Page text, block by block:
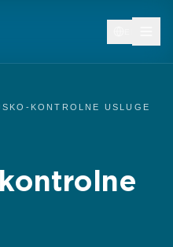
KONTROLNE USLUGE